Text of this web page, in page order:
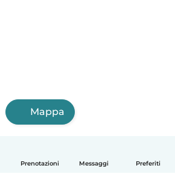
Prenotazioni Messaggi Preferiti
Mappa